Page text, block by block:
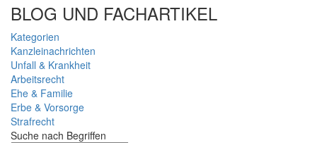
BLOG UND FACHARTIKEL
Kategorien
Kanzleinachrichten
Unfall & Krankheit
Arbeitsrecht
Ehe & Familie
Erbe & Vorsorge
Strafrecht
Suche nach Begriffen